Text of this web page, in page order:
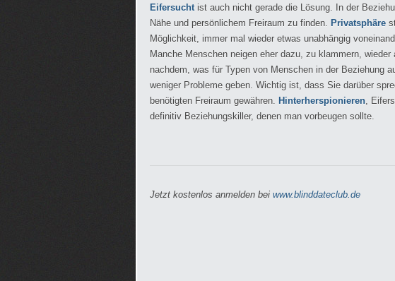
Eifersuchtist auch nicht gerade die Lösung. In der
Nähe und persönlichem Freiraum zu finden. Privatsphäre
Möglichkeit, immer mal wieder etwas unabhängig
Manche Menschen neigen eher dazu, zu klammern,
nachdem, was für Typen von Menschen in der Beziehung
weniger Probleme geben. Wichtig ist, dass Sie darüber
benötigten Freiraum gewähren. Hinterherspionieren,
definitiv Beziehungskiller, denen man vorbeugen sollte.
Jetzt kostenlos anmelden bei www.blinddateclub.de